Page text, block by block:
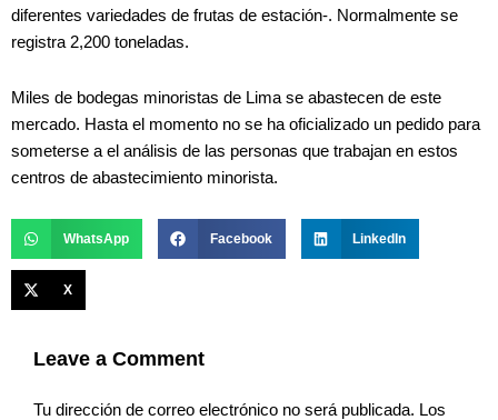
diferentes variedades de frutas de estación-. Normalmente se
registra 2,200 toneladas.
Miles de bodegas minoristas de Lima se abastecen de este
mercado. Hasta el momento no se ha oficializado un pedido para
someterse a el análisis de las personas que trabajan en estos
centros de abastecimiento minorista.
WhatsApp Facebook LinkedIn
X
Leave a Comment
Tu dirección de correo electrónico no será publicada. Los